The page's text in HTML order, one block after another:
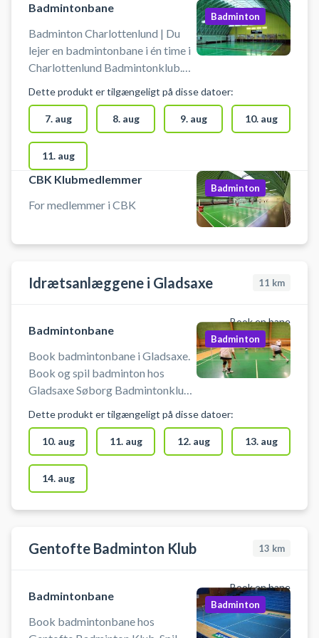
salen.
Badmintonbane
Badminton Charlottenlund | Du
lejer en badmintonbane i én time i
Charlottenlund Badmintonklub.
fjerbolde. Der må IKKE spilles
Pickleball i hallen.
Badminton
Dette produkt er tilgængeligt på disse datoer:
7. aug 8. aug 9. aug 10. aug
11. aug
CBK Klubmedlemmer
For medlemmer i CBK
Badminton
Idrætsanlæggene i Gladsaxe 11 km
Book en bane
Badmintonbane
Book badmintonbane i Gladsaxe.
Book og spil badminton hos
Gladsaxe Søborg Badmintonklub
badmintonklubber i København.
Du skal selv medbringe
badmintonketcher og bolde. Husk
at se åbningstiderne på
www.gladsaxe.dk/idræt
Badminton
Dette produkt er tilgængeligt på disse datoer:
10. aug 11. aug 12. aug 13. aug
14. aug
Gentofte Badminton Klub 13 km
Book en bane
Badmintonbane
Book badmintonbane hos
Badminton